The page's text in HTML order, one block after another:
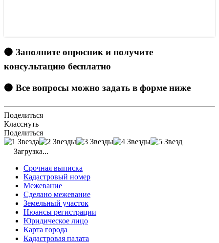
🟠 Заполните опросник и получите
консультацию бесплатно
🟠 Все вопросы можно задать в форме ниже
Поделиться
Класснуть
Поделиться
Загрузка...
Срочная выписка
Кадастровый номер
Межевание
Сделано межевание
Земельный участок
Нюансы регистрации
Юридическое лицо
Карта города
Кадастровая палата